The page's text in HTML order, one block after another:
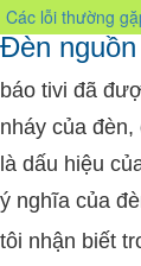
Các lỗi thường
Đèn
báo tivi đã
nháy của
là dấu hiệu
ý nghĩa của
tôi nhận biết